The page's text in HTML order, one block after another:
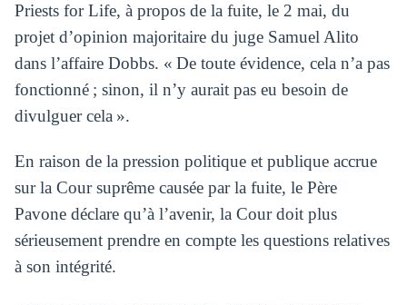
Priests for Life, à propos de la fuite, le 2 mai, du
projet d’opinion majoritaire du juge Samuel Alito
dans l’affaire Dobbs. « De toute évidence, cela n’a pas
fonctionné ; sinon, il n’y aurait pas eu besoin de
divulguer cela ».
En raison de la pression politique et publique accrue
sur la Cour suprême causée par la fuite, le Père
Pavone déclare qu’à l’avenir, la Cour doit plus
sérieusement prendre en compte les questions relatives
à son intégrité.